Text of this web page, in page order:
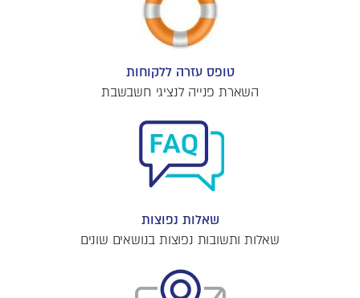
טופס עזרה ללקוחות
השארת פנייה לנציגי חשבשבת
שאלות נפוצות
שאלות ותשובות נפוצות בנושאים שונים